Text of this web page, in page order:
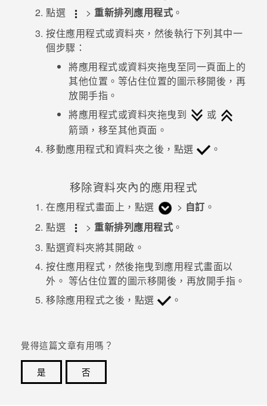
點選
> 重新排列應用程式 。
按住應用程式或資料夾，然後執行下列其中一
個步驟：
將應用程式或資料夾拖曳至同一頁面上的
其他位置。等佔住位置的圖示移開後，再
放開手指。
將應用程式或資料夾拖曳到
或
箭頭，移至其他頁面。
移動應用程式和資料夾之後，點選
。
移除資料夾內的應用程式
在應用程式畫面上，點選 > 自訂 。
點選
> 重新排列應用程式 。
點選資料夾將其開啟。
按住應用程式，然後拖曳到應用程式畫面以
外。 等佔住位置的圖示移開後，再放開手指。
移除應用程式之後，點選
。
覺得這篇文章有用嗎？
是
否